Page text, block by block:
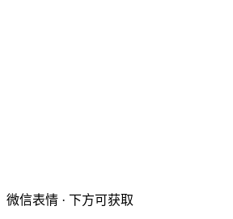
微信表情 · 下方可获取